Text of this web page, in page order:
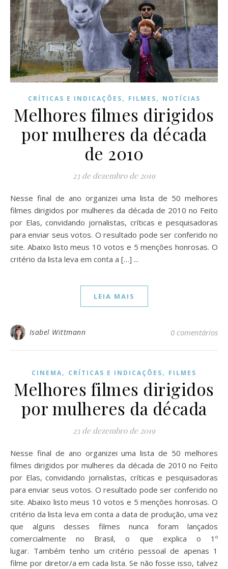
CRÍTICAS E INDICAÇÕES, FILMES, NOTÍCIAS
Melhores filmes dirigidos
por mulheres da década
de 2010
23 de dezembro de 2019
Nesse final de ano organizei uma lista de 50 melhores
filmes dirigidos por mulheres da década de 2010 no Feito
por Elas, convidando jornalistas, críticas e pesquisadoras
para enviar seus votos. O resultado pode ser conferido no
site. Abaixo listo meus 10 votos e 5 menções honrosas. O
critério da lista leva em conta a […] ...
LEIA MAIS
Isabel Wittmann 0 comentários
CINEMA, CRÍTICAS E INDICAÇÕES, FILMES
Melhores filmes dirigidos
por mulheres da década
23 de dezembro de 2019
Nesse final de ano organizei uma lista de 50 melhores
filmes dirigidos por mulheres da década de 2010 no Feito
por Elas, convidando jornalistas, críticas e pesquisadoras
para enviar seus votos. O resultado pode ser conferido no
site. Abaixo listo meus 10 votos e 5 menções honrosas. O
critério da lista leva em conta a data de produção, uma vez
que alguns desses filmes nunca foram lançados
comercialmente no Brasil, o que explica o 1º
lugar. Também tenho um critério pessoal de apenas 1
filme por diretor/a em cada lista. Se não fosse isso, talvez